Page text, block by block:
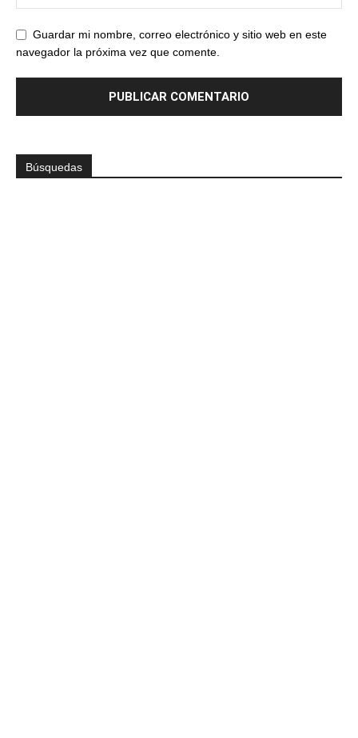
Guardar mi nombre, correo electrónico y sitio web en este
navegador la próxima vez que comente.
Búsquedas